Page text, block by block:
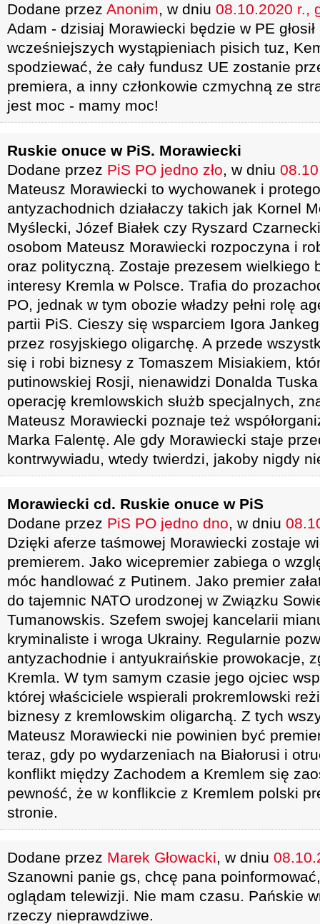
Dodane przez Anonim, w dniu 08.10.2020 r.,
Adam - dzisiaj Morawiecki będzie w PE
wcześniejszych wystąpieniach pisich tuz,
spodziewać, że cały fundusz UE zostanie
premiera, a inny członkowie czmychną ze
jest moc - mamy moc!
Ruskie onuce w PiS. Morawiecki
Dodane przez PiS PO jedno zło, w dniu
Mateusz Morawiecki to wychowanek i
antyzachodnich działaczy takich jak Kornel
Myślecki, Józef Białek czy Ryszard
osobom Mateusz Morawiecki rozpoczyna i
oraz polityczną. Zostaje prezesem wielkiego
interesy Kremla w Polsce. Trafia do
PO, jednak w tym obozie władzy pełni rolę
partii PiS. Cieszy się wsparciem Igora
przez rosyjskiego oligarchę. A przede
się i robi biznesy z Tomaszem Misiakiem,
putinowskiej Rosji, nienawidzi Donalda
operację kremlowskich służb specjalnych,
Mateusz Morawiecki poznaje też
Marka Falentę. Ale gdy Morawiecki staje
kontrwywiadu, wtedy twierdzi, jakoby nigdy
Morawiecki cd. Ruskie onuce w PiS
Dodane przez PiS PO jedno dno, w dniu
Dzięki aferze taśmowej Morawiecki zostaje
premierem. Jako wicepremier zabiega o
móc handlować z Putinem. Jako premier
do tajemnic NATO urodzonej w Związku
Tumanowskis. Szefem swojej kancelarii
kryminaliste i wroga Ukrainy. Regularnie
antyzachodnie i antyukraińskie prowokacje,
Kremla. W tym samym czasie jego ojciec
której właściciele wspierali prokremlowski
biznesy z kremlowskim oligarchą. Z tych
Mateusz Morawiecki nie powinien być
teraz, gdy po wydarzeniach na Białorusi i
konflikt między Zachodem a Kremlem się
pewność, że w konflikcie z Kremlem polski
stronie.
Dodane przez Marek Głowacki, w dniu
Szanowni panie gs, chcę pana
oglądam telewizji. Nie mam czasu. Pańskie
rzeczy nieprawdziwe.